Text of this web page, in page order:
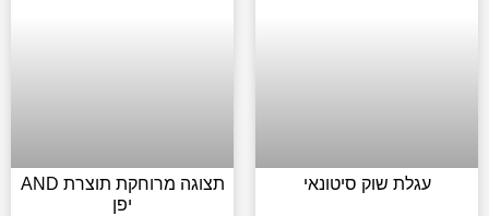
עגלת שוק סיטונאי
תצוגה מרוחקת תוצרת AND
יפן